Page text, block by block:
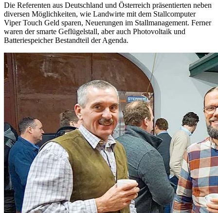
Die Referenten aus Deutschland und Österreich präsentierten neben
diversen Möglichkeiten, wie Landwirte mit dem Stallcomputer
Viper Touch Geld sparen, Neuerungen im Stallmanagement. Ferner
waren der smarte Geflügelstall, aber auch Photovoltaik und
Batteriespeicher Bestandteil der Agenda.